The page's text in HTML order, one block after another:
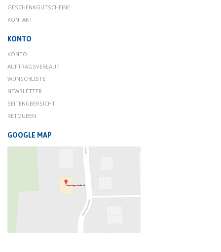
GESCHENKGUTSCHEINE
KONTAKT
KONTO
KONTO
AUFTRAGSVERLAUF
WUNSCHLISTE
NEWSLETTER
SEITENÜBERSICHT
RETOUREN
GOOGLE MAP